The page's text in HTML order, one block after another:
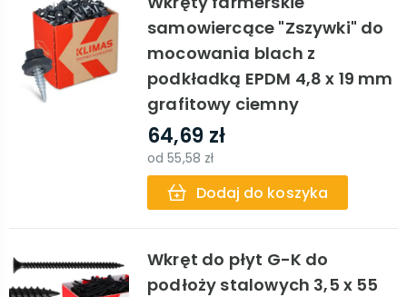
samowiercące "Zszywki" do
mocowania blach z
podkładką EPDM 4,8 x 19 mm
grafitowy ciemny
64,69 zł
od55,58 zł
Dodaj do koszyka
Wkręt do płyt G-K do
podłoży stalowych 3,5 x 55